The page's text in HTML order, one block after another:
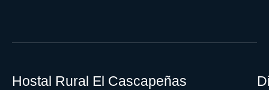
Hostal Rural El Cascapeñas